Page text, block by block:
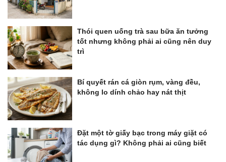
Thói quen uống trà sau bữa ăn tưởng
tốt nhưng không phải ai cũng nên duy
trì
Bí quyết rán cá giòn rụm, vàng đều,
không lo dính chảo hay nát thịt
Đặt một tờ giấy bạc trong máy giặt có
tác dụng gì? Không phải ai cũng biết